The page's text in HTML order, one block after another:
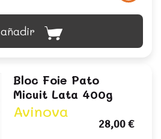
añadir
Bloc Foie Pato
Micuit Lata 400g
Avinova
28,00 €